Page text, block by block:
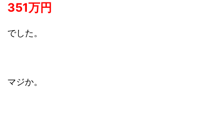
351万円
でした。
マジか。